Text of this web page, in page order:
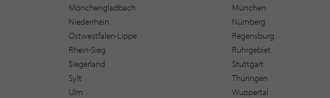
Mönchengladbach
München
Niederrhein
Nürnberg
Ostwestfalen-Lippe
Regensburg
Rhein-Sieg
Ruhrgebiet
Siegerland
Stuttgart
Sylt
Thüringen
Ulm
Wuppertal